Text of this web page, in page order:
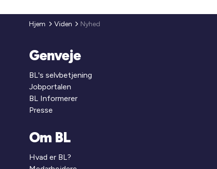
Hjem Viden Nyhed
Genveje
BL's selvbetjening
Jobportalen
BL Informerer
Presse
Om BL
Hvad er BL?